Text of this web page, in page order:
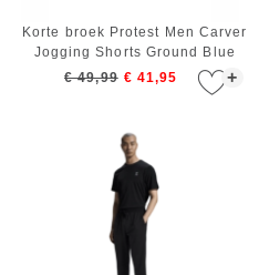
+
Korte broek Protest Men Carver
Jogging Shorts Ground Blue
€ 49,99 € 41,95